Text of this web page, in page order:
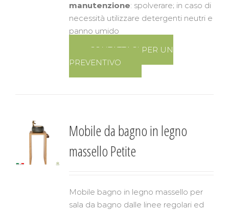
manutenzione: spolverare; in caso di
necessità utilizzare detergenti neutri e
panno umido
CONTATTACI PER UN
PREVENTIVO
Mobile da bagno in legno
massello Petite
Mobile bagno in legno massello per
sala da bagno dalle linee regolari ed